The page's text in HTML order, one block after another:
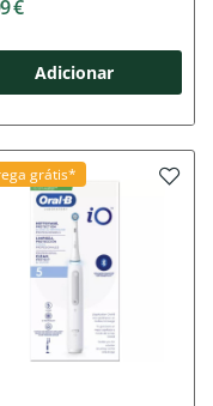
€
Adicionar
grátis*